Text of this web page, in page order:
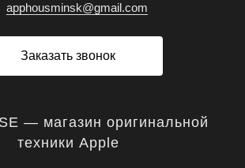
apphousminsk@gmail.com
Заказать звонок
— магазин оригинальной
техники Apple